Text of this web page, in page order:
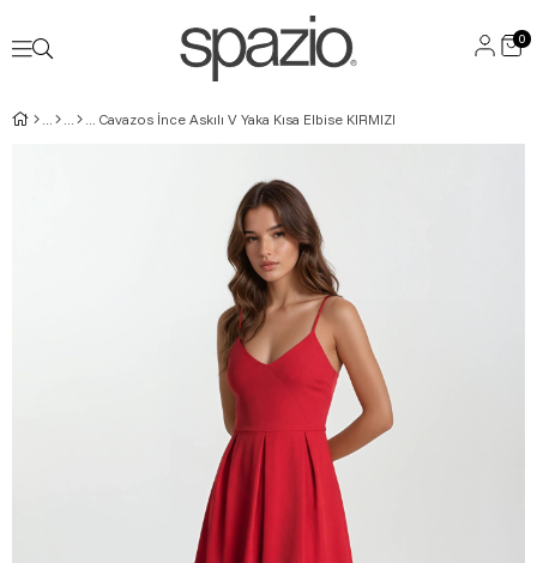
0
Cavazos İnce Askılı V Yaka Kısa Elbise KIRMIZI